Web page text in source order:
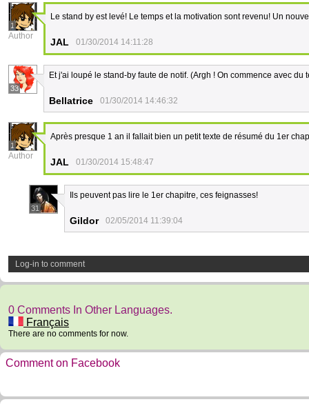
1
Author
Le stand by est levé! Le temps et la motivation sont revenu! Un
JAL 01/30/2014 14:11:28
33
Et j'ai loupé le stand-by faute de notif. (Argh ! On commence avec du
Bellatrice 01/30/2014 14:46:32
1
Author
Après presque 1 an il fallait bien un petit texte de résumé du 1er
JAL 01/30/2014 15:48:47
31
Ils peuvent pas lire le 1er chapitre, ces feignasses!
Gildor 02/05/2014 11:39:04
Log-in to comment
0 Comments In Other Languages.
Français
There are no comments for now.
Comment on Facebook